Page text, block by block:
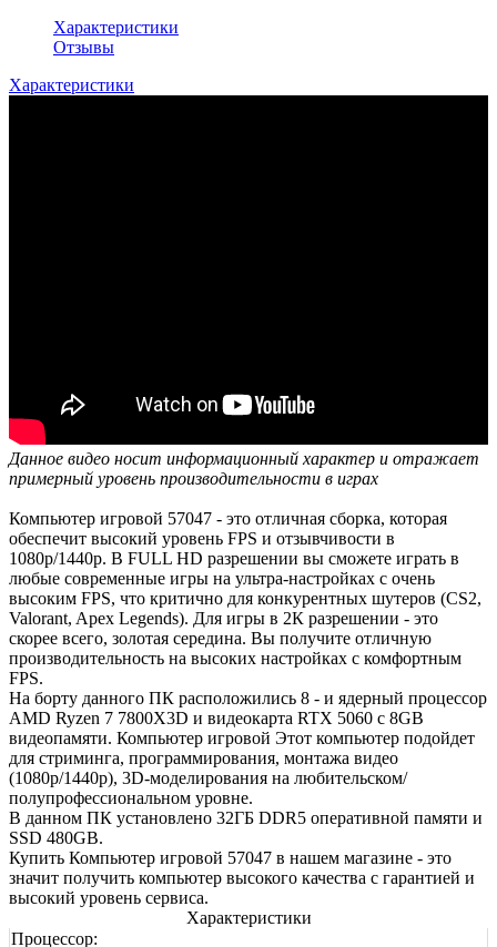
Характеристики
Отзывы
Характеристики
Данное видео носит информационный характер и отражает
примерный уровень производительности в играх
Компьютер игровой 57047 - это отличная сборка, которая
обеспечит высокий уровень FPS и отзывчивости в
1080р/1440р. В FULL HD разрешении вы сможете играть в
любые современные игры на ультра-настройках с очень
высоким FPS, что критично для конкурентных шутеров (CS2,
Valorant, Apex Legends). Для игры в 2К разрешении - это
скорее всего, золотая середина. Вы получите отличную
производительность на высоких настройках с комфортным
FPS.
На борту данного ПК расположились 8 - и ядерный процессор
AMD Ryzen 7 7800X3D и видеокарта RTX 5060 с 8GB
видеопамяти. Компьютер игровой Этот компьютер подойдет
для стриминга, программирования, монтажа видео
(1080р/1440р), 3D-моделирования на любительском/
полупрофессиональном уровне.
В данном ПК установлено 32ГБ DDR5 оперативной памяти и
SSD 480GB.
Купить Компьютер игровой 57047 в нашем магазине - это
значит получить компьютер высокого качества с гарантией и
высокий уровень сервиса.
Характеристики
Процессор: